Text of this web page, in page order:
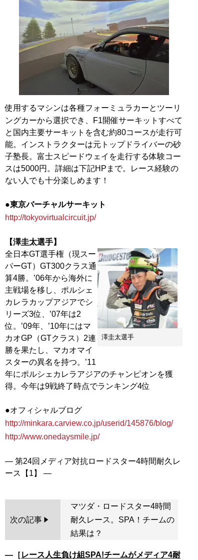
使用するマシンは各種フォーミュラカーとツーリ
ングカーから選択でき、F1開催サーキットすべて
と国内主要サーキットを含む約80コースが走行可
能。インストラクターは元トップドライバーの砂
子塾長。富士スピードウェイを走行する体験コー
スは5000円。詳細は下記HPまで。レース経験の
ない人でも十分楽しめます！
●東京バーチャルサーキット
http://tokyovirtualcircuit.jp/
【澤圭太選手】
澤圭太選手
全日本GT選手権（現スー
パーGT）GT300クラス通
算4勝。’06年から海外に
主戦場を移し、ポルシェ
カレラカップアジアでシ
リーズ3位、’07年は2
位。’09年、’10年にはマ
カオGP（GTクラス）2連
勝を果たし、マカオマイ
スターの異名を持つ。’11
年にポルシェカレラアジアのチャンピオンを獲
得。今年は9戦終了時点でランキング4位
http://minkara.carview.co.jp/userid/145876/blog/
http://www.onedaysmile.jp/
― 第24回メディア対抗ロードスター4時間耐久レ
次の記事
マツダ・ロードスター4時間
耐久レース。SPA！チームの
結果は？
―［レース人生負け組SPA!チームがメディア4耐